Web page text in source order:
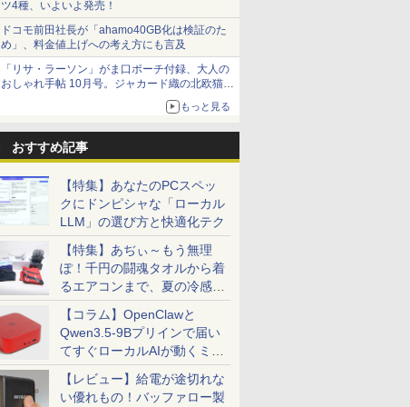
ツ4種、いよいよ発売！
ドコモ前田社長が「ahamo40GB化は検証のた
め」、料金値上げへの考え方にも言及
「リサ・ラーソン」がま口ポーチ付録、大人の
おしゃれ手帖 10月号。ジャカード織の北欧猫デ
もっと見る
おすすめ記事
【特集】あなたのPCスペッ
クにドンピシャな「ローカル
LLM」の選び方と快適化テク
【特集】あぢぃ～もう無理
ぽ！千円の闘魂タオルから着
るエアコンまで、夏の冷感グ
ッズ一挙紹介
【コラム】OpenClawと
Qwen3.5-9Bプリインで届い
てすぐローカルAIが動くミニ
PC「SER9 Pro」
【レビュー】給電が途切れな
い優れもの！バッファロー製